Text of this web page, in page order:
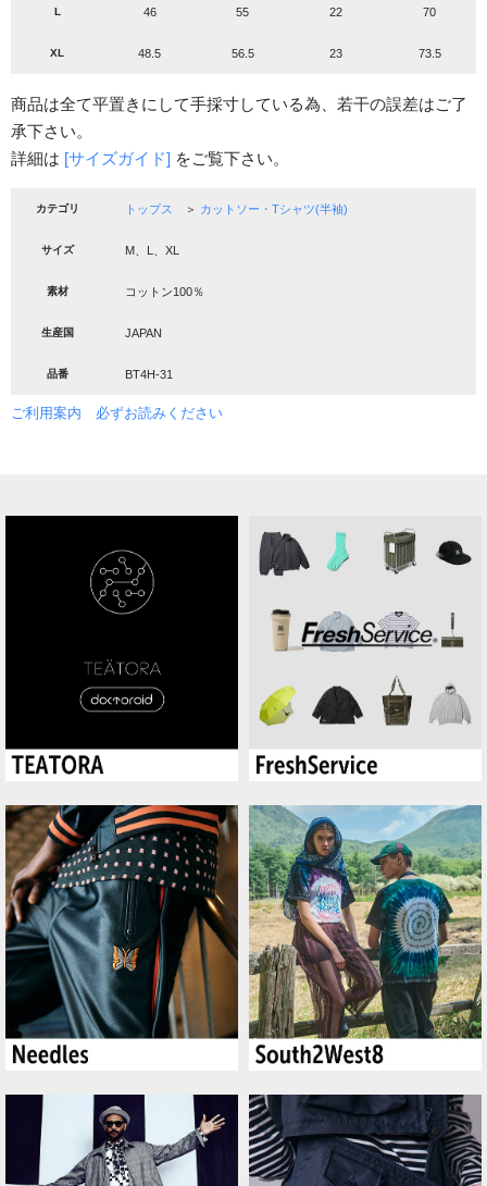
L 46 55 22 70
XL 48.5 56.5 23 73.5
商品は全て平置きにして手採寸している為、若干の誤差はご了
承下さい。
詳細は [サイズガイド] をご覧下さい。
カテゴリ トップス ＞ カットソー・Tシャツ(半袖)
サイズ M、L、XL
素材 コットン100％
生産国 JAPAN
品番 BT4H-31
ご利用案内 必ずお読みください